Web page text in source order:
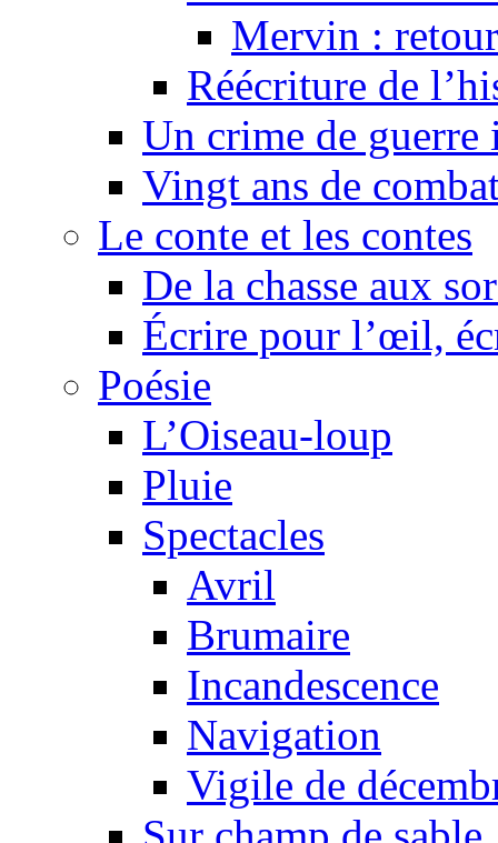
Mervin :
Réécriture de
Un crime de guerre
Vingt ans de
Le conte et les contes
De la chasse aux
Écrire pour l’œil,
Poésie
L’Oiseau-loup
Pluie
Spectacles
Avril
Brumaire
Incandescence
Navigation
Vigile de